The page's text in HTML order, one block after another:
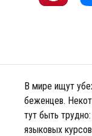
В мире ищут
беженцев.
тут быть
языковых